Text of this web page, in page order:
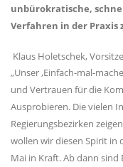
unbürokratische,
Verfahren in der Praxis
Klaus Holetschek,
Unser ‚Einfach-mal-
und Vertrauen für die
Ausprobieren. Die vielen
Regierungsbezirken
wollen wir diesen Spirit in
Mai in Kraft. Ab dann